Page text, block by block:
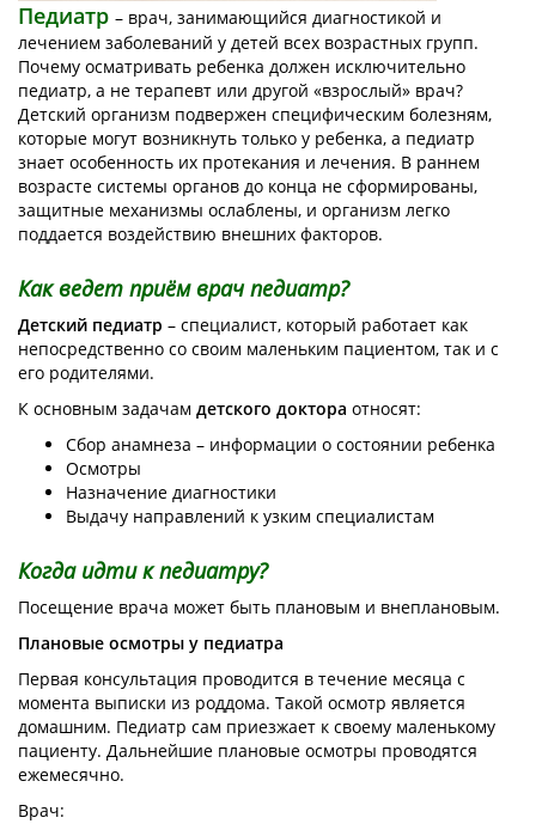
Педиатр – врач, занимающийся диагностикой и
лечением заболеваний у детей всех возрастных групп.
Почему осматривать ребенка должен исключительно
педиатр, а не терапевт или другой «взрослый» врач?
Детский организм подвержен специфическим болезням,
которые могут возникнуть только у ребенка, а педиатр
знает особенность их протекания и лечения. В раннем
возрасте системы органов до конца не сформированы,
защитные механизмы ослаблены, и организм легко
поддается воздействию внешних факторов.
Как ведет приём врач педиатр?
Детский педиатр – специалист, который работает как
непосредственно со своим маленьким пациентом, так и с
его родителями.
К основным задачам детского доктора относят:
Сбор анамнеза – информации о состоянии ребенка
Осмотры
Назначение диагностики
Выдачу направлений к узким специалистам
Когда идти к педиатру?
Посещение врача может быть плановым и внеплановым.
Плановые осмотры у педиатра
Первая консультация проводится в течение месяца с
момента выписки из роддома. Такой осмотр является
домашним. Педиатр сам приезжает к своему маленькому
пациенту. Дальнейшие плановые осмотры проводятся
ежемесячно.
Врач: